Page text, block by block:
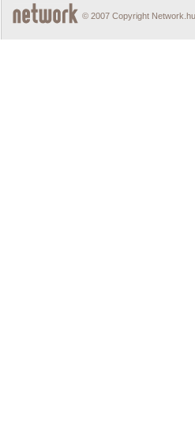
© 2007 Copyright